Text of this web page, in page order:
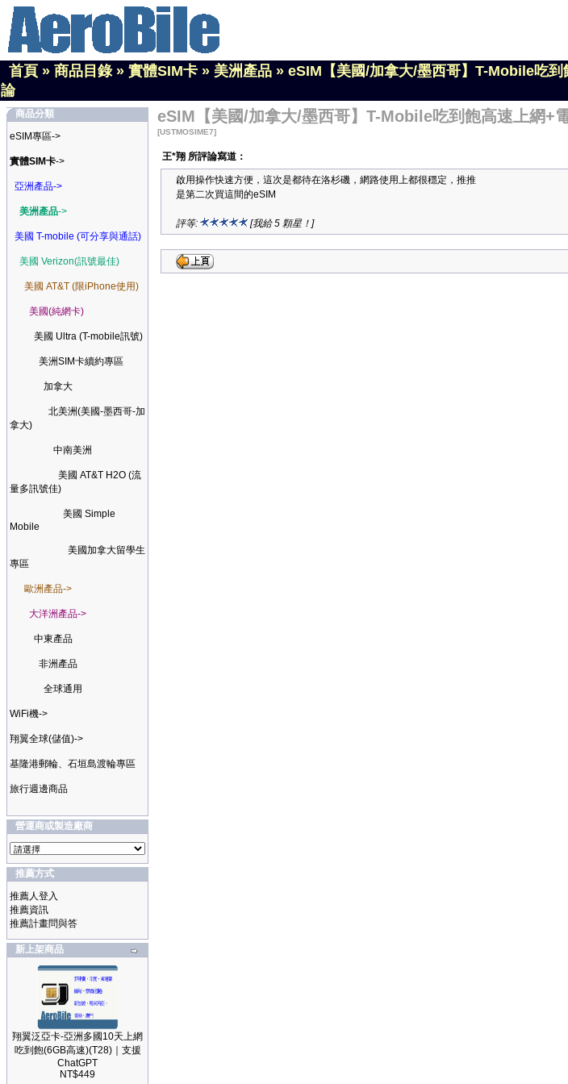
首頁 » 商品目錄» 實體SIM卡 » 美洲產品 » eSIM【美國/加拿大/墨西哥】T-Mobile吃
論
商品分類
eSIM專區->
實體SIM卡->
亞洲產品->
美洲產品->
美國 T-mobile (可分享與通話)
美國 Verizon(訊號最佳)
美國 AT&T (限iPhone使用)
美國(純網卡)
美國 Ultra (T-mobile訊號)
美洲SIM卡續約專區
加拿大
北美洲(美國-墨西哥-加
拿大)
中南美洲
美國 AT&T H2O (流
量多訊號佳)
美國 Simple
Mobile
美國加拿大留學生
專區
歐洲產品->
大洋洲產品->
中東產品
非洲產品
全球通用
WiFi機->
翔翼全球(儲值)->
基隆港郵輪、石垣島渡輪專區
旅行週邊商品
營運商或製造廠商
推薦方式
推薦人登入
推薦資訊
推薦計畫問與答
新上架商品
翔翼泛亞卡-亞洲多國10天上網
吃到飽(6GB高速)(T28)｜支援
ChatGPT
NT$449
eSIM【美國/加拿大/墨西哥】T-Mobile吃到飽高速上網+
[USTMOSIME7]
王*翔 所評論寫道：
啟用操作快速方便，這次是都待在洛杉磯，網路使用上都很穩定，推推
是第二次買這間的eSIM
評等: [我給 5 顆星！]